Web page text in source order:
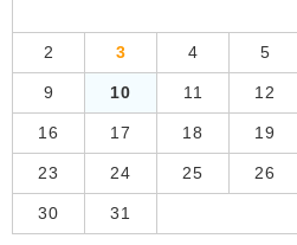
2 3 4 5
9 10 11 12
16 17 18 19
23 24 25 26
30 31